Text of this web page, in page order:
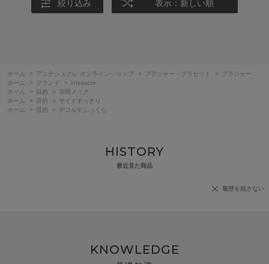
絞り込み 表示：新しい順
ホーム > アンテシュクレ オンラインショップ > ブラジャー・ブラセット >
ブラジャー
ホーム
> ブランド >
intesucre
ホーム
> 目的 >
谷間メイク
ホーム
> 目的 >
サイドすっきり
ホーム
> 目的 > デコルテふっくら
HISTORY
最近見た商品
履歴を残さない
KNOWLEDGE